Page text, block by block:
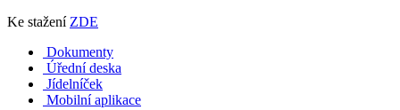
Ke stažení ZDE
Dokumenty
Úřední deska
Jídelníček
Mobilní aplikace